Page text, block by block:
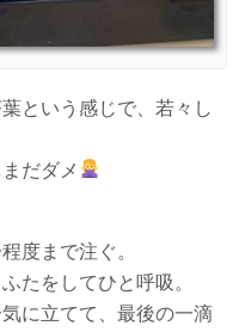
という感じで、若々し
だダメ
度まで注ぐ。
たをしてひと呼吸。
に立てて、最後の一滴